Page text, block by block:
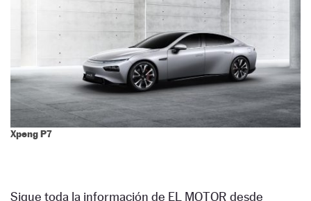
Xpeng P7
Sigue toda la información de EL MOTOR desde